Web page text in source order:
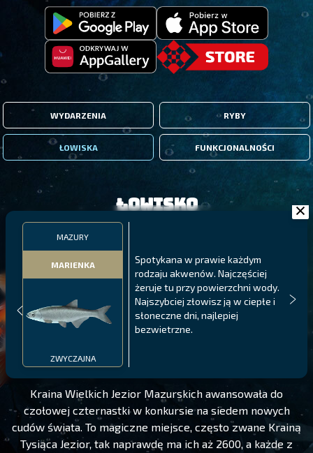
WYDARZENIA RYBY
ŁOWISKA FUNKCJONALNOŚCI
MAZURY
MARIENKA
ZWYCZAJNA
Spotykana w prawie każdym
rodzaju akwenów. Najczęściej
żeruje tu przy powierzchni wody.
Najszybciej złowisz ją w ciepłe i
słoneczne dni, najlepiej
bezwietrzne.
Łowisko
Kraina Wielkich Jezior Mazurskich awansowała do
czołowej czternastki w konkursie na siedem nowych
cudów świata. To magiczne miejsce, często zwane Krainą
Tysiąca Jezior, tak naprawdę ma ich aż 2600, a każde z